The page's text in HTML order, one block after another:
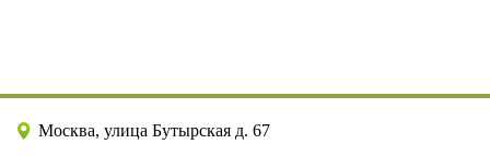
Москва, улица Бутырская д. 67